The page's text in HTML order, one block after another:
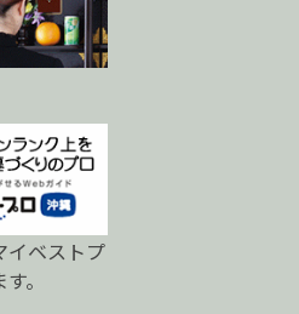
イベストプ
。